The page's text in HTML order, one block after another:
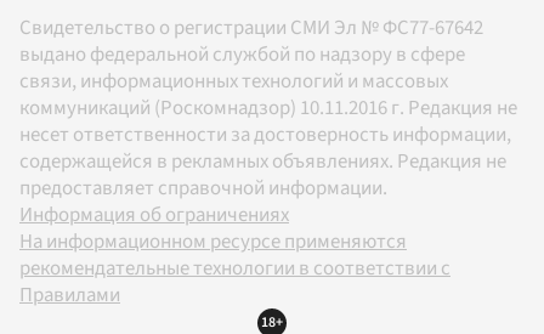
Свидетельство о регистрации СМИ Эл № ФС77-67642
выдано федеральной службой по надзору в сфере
связи, информационных технологий и массовых
коммуникаций (Роскомнадзор) 10.11.2016 г. Редакция не
несет ответственности за достоверность информации,
содержащейся в рекламных объявлениях. Редакция не
предоставляет справочной информации.
Информация об ограничениях
На информационном ресурсе применяются
рекомендательные технологии в соответствии с
Правилами
18+